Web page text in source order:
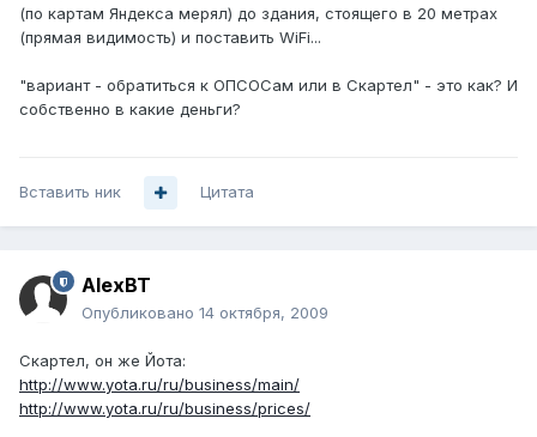
(по картам Яндекса мерял) до здания, стоящего в 20 метрах
(прямая видимость) и поставить WiFi...
"вариант - обратиться к ОПСОСам или в Скартел" - это как? И
собственно в какие деньги?
Вставить ник Цитата
AlexBT
Опубликовано 14 октября, 2009
Скартел, он же Йота:
http://www.yota.ru/ru/business/main/
http://www.yota.ru/ru/business/prices/